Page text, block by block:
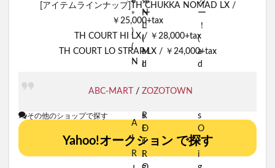
[アイテムラインナップ]TH CHUKKA NOMAD LX /
￥25,000+tax
TH COURT HI LX / ￥28,000+tax
TH COURT LO STRAP LX / ￥24,000+tax
ABC-MART / ZOZOTOWN
その他のショップで探す
Yahoo!オークション で探す